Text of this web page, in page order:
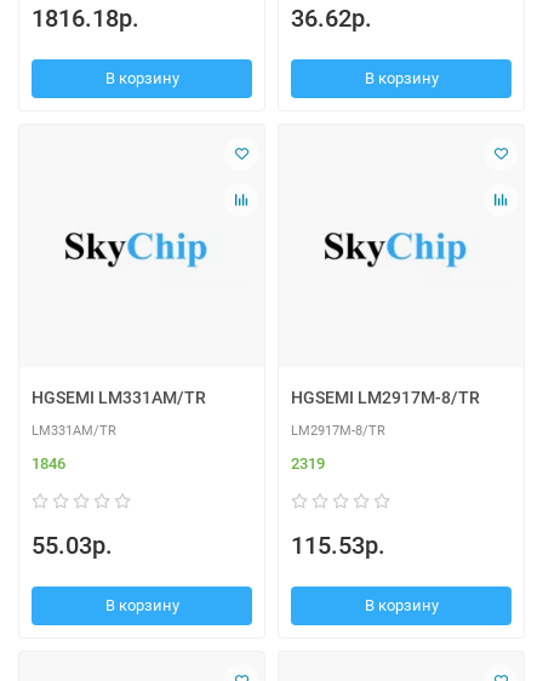
1816.18р.
В корзину
36.62р.
В корзину
HGSEMI LM331AM/TR
LM331AM/TR
1846
55.03р.
В корзину
HGSEMI LM2917M-8/TR
LM2917M-8/TR
2319
115.53р.
В корзину